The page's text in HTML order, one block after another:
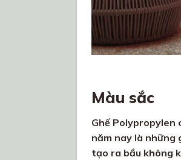
Màu sắc
Ghế Polypropylen
năm nay là những
tạo ra bầu không